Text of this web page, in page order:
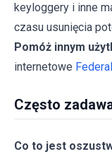
keyloggery i inne
czasu usunięcia
Pomóż innym
internetowe
Często
Co to jest